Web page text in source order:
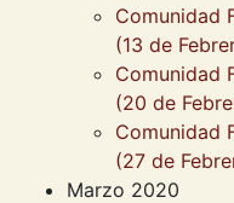
Comunidad
(13 de
Comunidad
(20 de
Comunidad
(27 de
Marzo 2020